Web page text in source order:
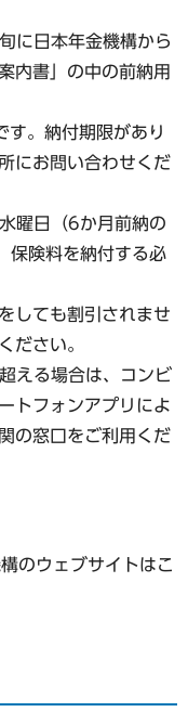
に日本年金機構から
内書」の中の前納用
す。納付期限があり
にお問い合わせくだ
曜日（6か月前納の
保険料を納付する必
しても割引されませ
ださい。
える場合は、コンビ
トフォンアプリによ
の窓口をご利用くだ
のウェブサイトはこ